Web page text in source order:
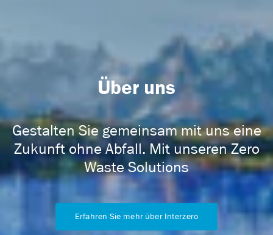
Über uns
Gestalten Sie gemeinsam mit uns eine
Zukunft ohne Abfall. Mit unseren Zero
Waste Solutions
Erfahren Sie mehr über Interzero